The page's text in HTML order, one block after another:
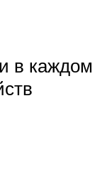
в каждом